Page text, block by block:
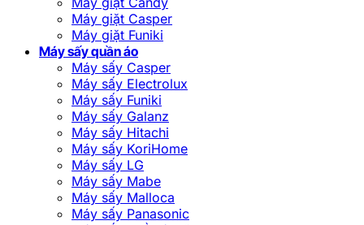
Máy giặt Casper
Máy giặt Funiki
Máy sấy quần áo
Máy sấy Casper
Máy sấy Electrolux
Máy sấy Funiki
Máy sấy Galanz
Máy sấy Hitachi
Máy sấy KoriHome
Máy sấy LG
Máy sấy Mabe
Máy sấy Malloca
Máy sấy Panasonic